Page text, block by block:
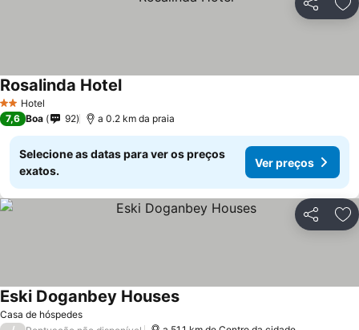
Partilhar
2 Estrelas
Hotel
Rosalinda Hotel
7,6 Boa 92 a 0.2 km da praia
Selecione as datas para ver os preços
exatos.
Ver preços
Partilhar
Casa de hóspedes
Eski Doganbey Houses